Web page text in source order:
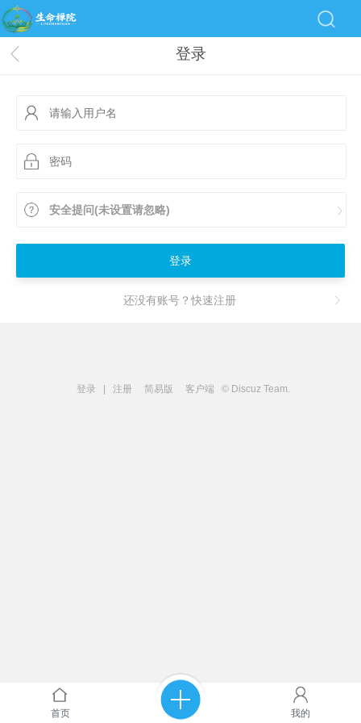
登录
安全提问(未设置请忽略)
登录
还没有账号？快速注册
登录 注册 简易版 客户端 © Discuz Team.
首页 我的